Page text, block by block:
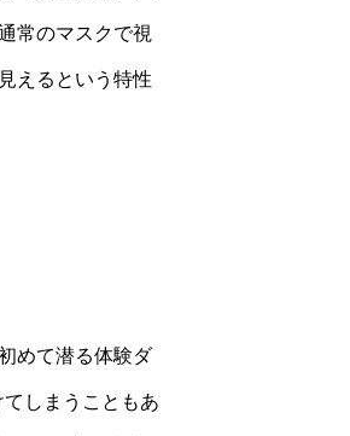
常のマスクで視
えるという特性
めて潜る体験ダ
しまうこともあ